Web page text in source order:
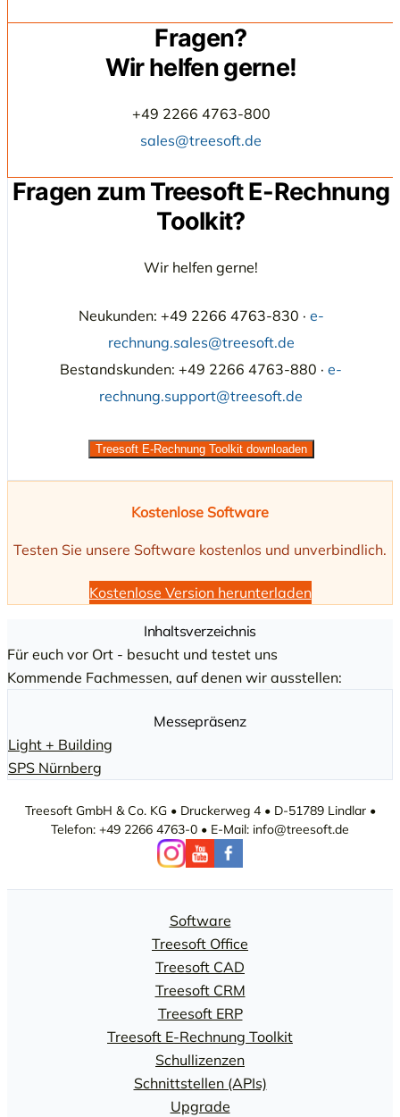
Fragen?
Wir helfen gerne!
+49 2266 4763-800
sales@treesoft.de
Fragen zum Treesoft E-Rechnung
Toolkit?
Wir helfen gerne!
Neukunden: +49 2266 4763-830 · e-
rechnung.sales@treesoft.de
Bestandskunden: +49 2266 4763-880 · e-
rechnung.support@treesoft.de
Treesoft E-Rechnung Toolkit downloaden
Kostenlose Software
Testen Sie unsere Software kostenlos und unverbindlich.
Kostenlose Version herunterladen
Inhaltsverzeichnis
Für euch vor Ort - besucht und testet uns
Kommende Fachmessen, auf denen wir ausstellen:
Messepräsenz
Light + Building
SPS Nürnberg
Treesoft GmbH & Co. KG • Druckerweg 4 • D-51789 Lindlar •
Telefon: +49 2266 4763-0 • E-Mail: info@treesoft.de
Software
Treesoft Office
Treesoft CAD
Treesoft CRM
Treesoft ERP
Treesoft E-Rechnung Toolkit
Schullizenzen
Schnittstellen (APIs)
Upgrade